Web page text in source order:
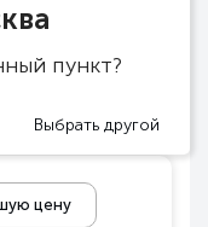
пункт?
цену